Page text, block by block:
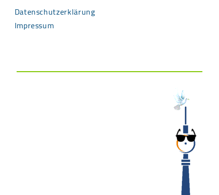
Datenschutzerklärung
Impressum